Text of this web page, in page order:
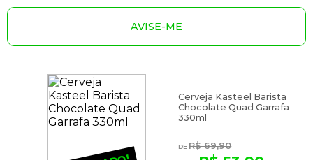
AVISE-ME
Cerveja Kasteel Barista
Chocolate Quad Garrafa
330ml
R$ 69,90